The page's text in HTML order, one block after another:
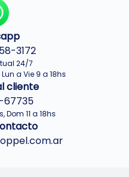
3172
24/7
a Vie 9 a 18hs
cliente
67735
Dom 11 a 18hs